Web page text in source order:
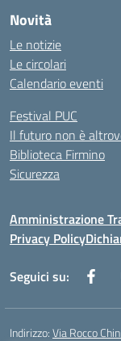
Novità
Le notizie
Le circolari
Calendario eventi
Festival PUC
Il futuro non è
Biblioteca Firmino
Sicurezza
Amministrazione
Privacy Policy
Seguici su:
Indirizzo:Via Rocco